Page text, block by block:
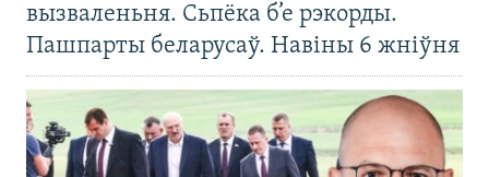
вызваленьня. Сьпёка б’е рэкорды.
Пашпарты беларусаў. Навіны 6 жніўня